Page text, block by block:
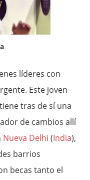
líderes con
Este joven
tras de sí una
de cambios allí
Nueva Delhi (India),
barrios
becas tanto el